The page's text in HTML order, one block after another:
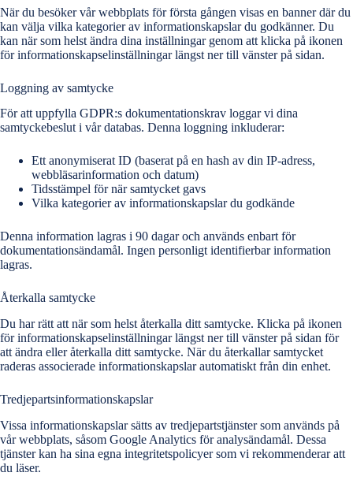
När du besöker vår webbplats för första gången visas en banner där du
kan välja vilka kategorier av informationskapslar du godkänner. Du
kan när som helst ändra dina inställningar genom att klicka på ikonen
för informationskapselinställningar längst ner till vänster på sidan.
Loggning av samtycke
För att uppfylla GDPR:s dokumentationskrav loggar vi dina
samtyckebeslut i vår databas. Denna loggning inkluderar:
Ett anonymiserat ID (baserat på en hash av din IP-adress,
webbläsarinformation och datum)
Tidsstämpel för när samtycket gavs
Vilka kategorier av informationskapslar du godkände
Denna information lagras i 90 dagar och används enbart för
dokumentationsändamål. Ingen personligt identifierbar information
lagras.
Återkalla samtycke
Du har rätt att när som helst återkalla ditt samtycke. Klicka på ikonen
för informationskapselinställningar längst ner till vänster på sidan för
att ändra eller återkalla ditt samtycke. När du återkallar samtycket
raderas associerade informationskapslar automatiskt från din enhet.
Tredjepartsinformationskapslar
Vissa informationskapslar sätts av tredjepartstjänster som används på
vår webbplats, såsom Google Analytics för analysändamål. Dessa
tjänster kan ha sina egna integritetspolicyer som vi rekommenderar att
du läser.